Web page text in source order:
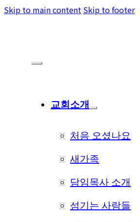
Skip to main content Skip to footer
교회소개
처음 오셨나요
새가족
담임목사 소개
섬기는 사람들